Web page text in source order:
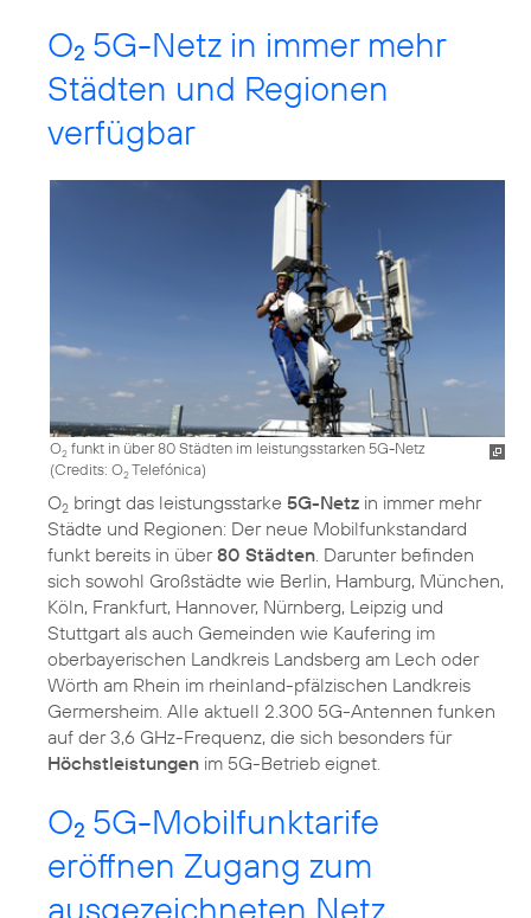
O2 5G-Netz in immer mehr
Städten und Regionen
verfügbar
O2 funkt in über 80 Städten im leistungsstarken 5G-Netz
(Credits: O2Telefónica)
O2 bringt das leistungsstarke 5G-Netz in immer mehr
Städte und Regionen: Der neue Mobilfunkstandard
funkt bereits in über80 Städten . Darunter befinden
sich sowohl Großstädte wie Berlin, Hamburg, München,
Köln, Frankfurt, Hannover, Nürnberg, Leipzig und
Stuttgart als auch Gemeinden wie Kaufering im
oberbayerischen Landkreis Landsberg am Lech oder
Wörth am Rhein im rheinland-pfälzischen Landkreis
Germersheim. Alle aktuell 2.300 5G-Antennen funken
auf der 3,6 GHz-Frequenz, die sich besonders für
Höchstleistungen im 5G-Betrieb eignet.
O2 5G-Mobilfunktarife
eröffnen Zugang zum
ausgezeichneten Netz